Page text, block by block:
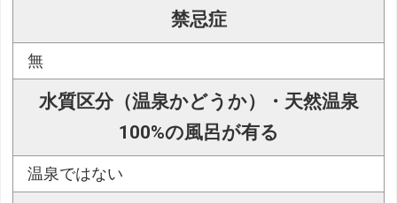
禁忌症
無
水質区分（温泉かどうか）・天然温泉
100%の風呂が有る
温泉ではない